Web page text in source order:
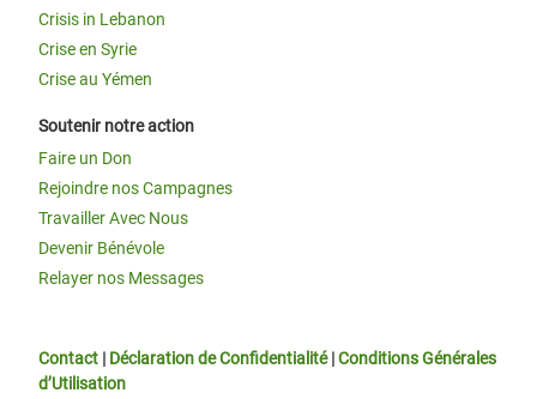
Crisis in Lebanon
Crise en Syrie
Crise au Yémen
Soutenir notre action
Faire un Don
Rejoindre nos Campagnes
Travailler Avec Nous
Devenir Bénévole
Relayer nos Messages
Contact | Déclaration de Confidentialité|Conditions Générales
d’Utilisation